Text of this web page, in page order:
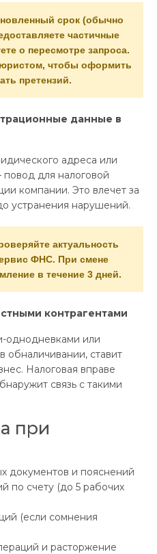
срок (обычно
частичные
о пересмотре запроса.
чтобы оформить
претензий.
данные в
адреса или
для налоговой
компании. Это влечет за
устранения нарушений.
актуальность
ФНС. При смене
в течение 3 дней.
контрагентами
однодневками или
обналичивании, ставит
Налоговая вправе
связь с такими
при
документов и пояснений
по счету (до 5 рабочих
(если сомнения
и расторжение